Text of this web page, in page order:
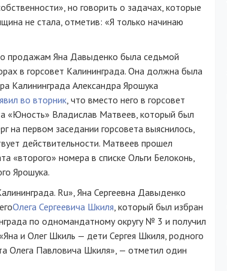
но говорить о задачах, которые
не стала, отметив: «Я только начинаю
продажам Яна Давыденко была седьмой
в горсовет Калининграда. Она должна была
Калининграда Александра Ярошука
во вторник , что вместо него в горсовет
«Юность» Владислав Матвеев, который был
на первом заседании горсовета выяснилось,
действительности. Матвеев прошел
«второго» номера в списке Ольги Белоконь,
Ярошука.
Ru», Яна Сергеевна Давыденко
Олега Сергеевича Шкиля , который был избран
по одномандатному округу № 3 и получил
и Олег Шкиль — дети Сергея Шкиля, родного
Олега Павловича Шкиля», — отметил один